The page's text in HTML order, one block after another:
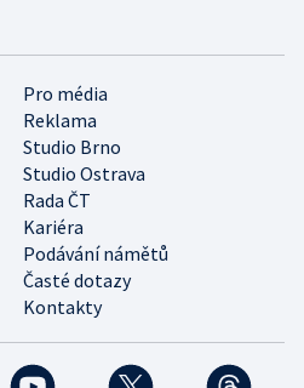
Pro média
Reklama
Studio Brno
Studio Ostrava
Rada ČT
Kariéra
Podávání námětů
Časté dotazy
Kontakty